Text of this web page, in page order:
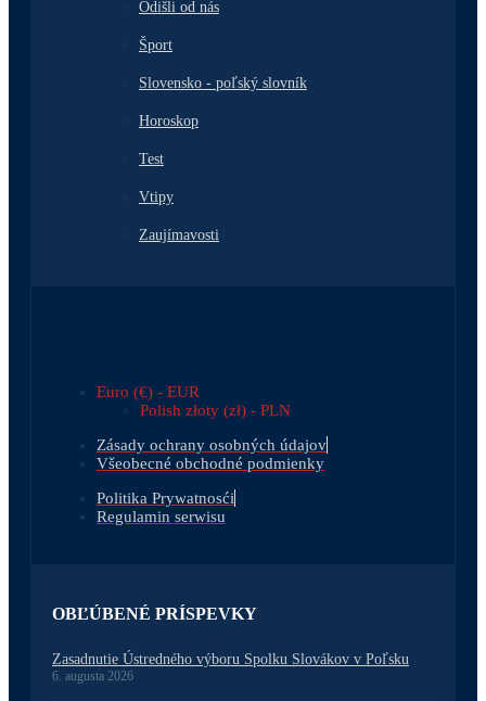
Odišli od nás
Šport
Slovensko - poľský slovník
Horoskop
Test
Vtipy
Zaujímavosti
Euro (€) - EUR
Polish złoty (zł) - PLN
Zásady ochrany osobných údajov
Všeobecné obchodné podmienky
Politika Prywatnosći
Regulamin serwisu
OBĽÚBENÉ PRÍSPEVKY
Zasadnutie Ústredného výboru Spolku Slovákov v Poľsku
6. augusta 2026